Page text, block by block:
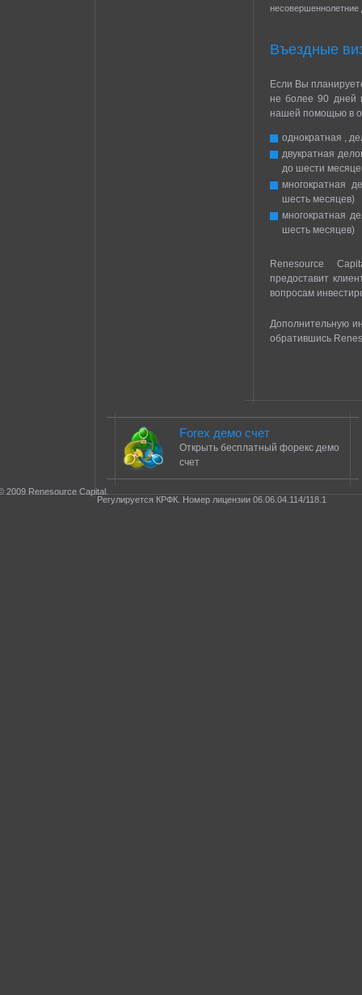
несовершеннолетние
Въездные
Если Вы
не более 90 дней
нашей помощью в
однократная ,
двукратная
до шести
многократная
шесть месяцев)
многократная
шесть месяцев)
Renesource
предоставит
вопросам
Дополнительную
обратившись
Forex демо счет
Открыть бесплатный форекс демо
счет
2009 Renesource Capital.
Регулируется КРФК. Номер лицензии 06.06.04.114/118.1